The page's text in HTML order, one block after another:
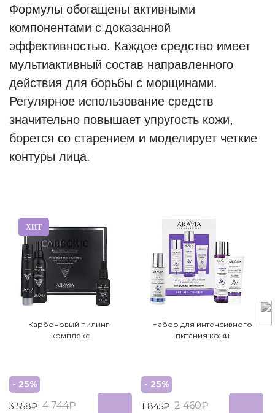
Формулы обогащены активными
компонентами с доказанной
эффективностью. Каждое средство имеет
мультиактивный состав направленного
действия для борьбы с морщинами.
Регулярное использование средств
значительно повышает упругость кожи,
борется со старением и моделирует четкие
контуры лица.
ХИТ
Карбоновый пилинг-
комплекс
- 25%
3 558₽ 4 744₽
Набор для интенсивного
питания кожи
- 25%
1 845₽ 2 460₽